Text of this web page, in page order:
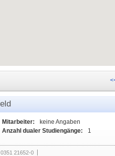
Mitarbeiter:
keine Angaben
Anzahl dualer Studiengänge:
1
0351 21652-0